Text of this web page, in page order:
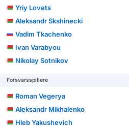
Yriy Lovets
Aleksandr Skshinecki
Vadim Tkachenko
Ivan Varabyou
Nikolay Sotnikov
Forsvarsspillere
Roman Vegerya
Aleksandr Mikhalenko
Hleb Yakushevich